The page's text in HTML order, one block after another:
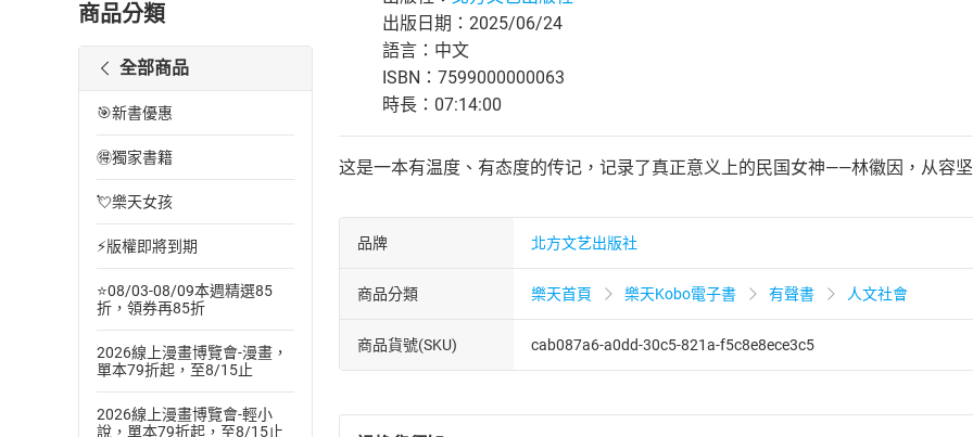
商品分類
全部商品
🎯新書優惠
🉐獨家書籍
💘樂天女孩
⚡版權即將到期
⭐08/03-08/09本週精選85
折，領券再85折
2026線上漫畫博覽會-漫畫，
單本79折起，至8/15止
2026線上漫畫博覽會-輕小
說，單本79折起，至8/15止
出版日期：2025/06/24
語言：中文
ISBN：7599000000063
時長：07:14:00
这是一本有温度、有态度的传记，记录了真正意义上的民国女神——林徽因，从容
品牌 北方文艺出版社
商品分類 樂天首頁 樂天Kobo電子書 有聲書 人文社會
商品貨號(SKU) cab087a6-a0dd-30c5-821a-f5c8e8ece3c5